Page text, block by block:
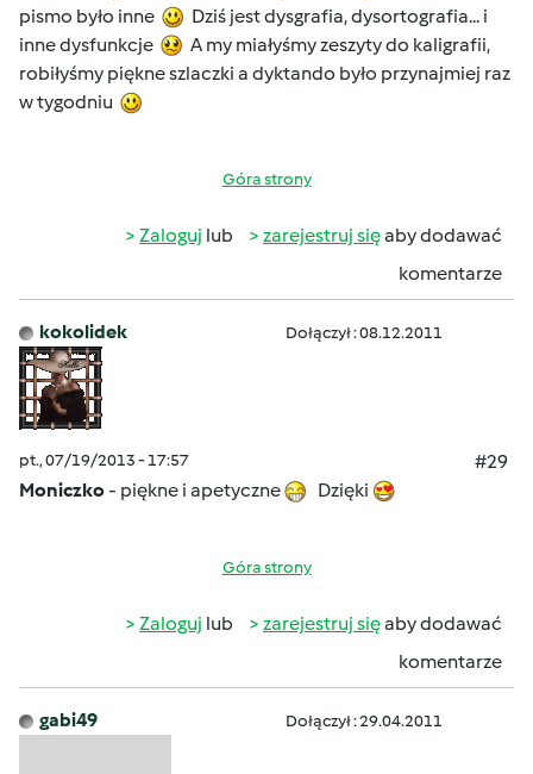
pismo było inne
Dziś jest dysgrafia, dysortografia... i
inne dysfunkcje
A my miałyśmy zeszyty do kaligrafii,
robiłyśmy piękne szlaczki a dyktando było przynajmiej raz
w tygodniu
Góra strony
Zaloguj lub zarejestruj sięaby dodawać
komentarze
kokolidek Dołączył : 08.12.2011
pt., 07/19/2013 - 17:57
#29
Moniczko- piękne i apetyczne Dzięki
Góra strony
Zaloguj lub zarejestruj sięaby dodawać
komentarze
gabi49 Dołączył : 29.04.2011